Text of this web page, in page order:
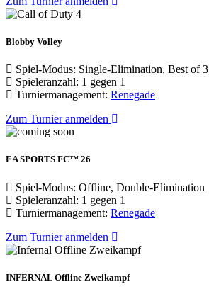
Blobby Volley
Spiel-Modus: Single-Elimination, Best of 3
Spieleranzahl: 1 gegen 1
Turniermanagement: Renegade
Zum Turnier anmelden
EA SPORTS FC™ 26
Spiel-Modus: Offline, Double-Elimination
Spieleranzahl: 1 gegen 1
Turniermanagement: Renegade
Zum Turnier anmelden
INFERNAL Offline Zweikampf